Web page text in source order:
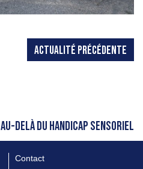
ACTUALITÉ PRÉCÉDENTE
AU-DELÀ DU HANDICAP SENSORIEL
Contact